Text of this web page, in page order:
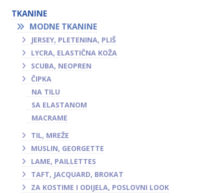
TKANINE
MODNE TKANINE
JERSEY, PLETENINA, PLIŠ
LYCRA, ELASTIČNA KOŽA
SCUBA, NEOPREN
ČIPKA
NA TILU
SA ELASTANOM
MACRAME
TIL, MREŽE
MUSLIN, GEORGETTE
LAME, PAILLETTES
TAFT, JACQUARD, BROKAT
ZA KOSTIME I ODIJELA, POSLOVNI LOOK